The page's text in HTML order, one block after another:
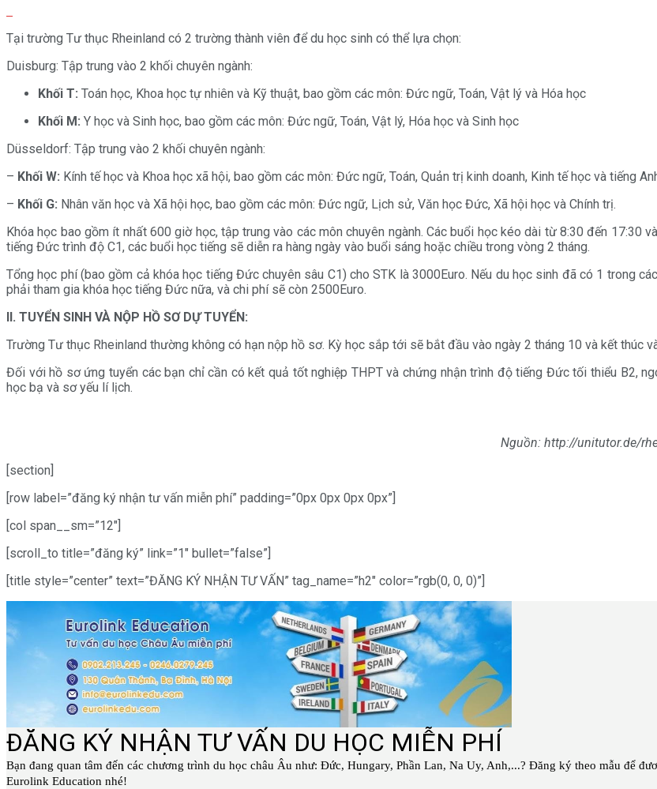
Tại trường Tư thục Rheinland có 2 trường thành viên để du học sinh có thể lựa chọn:
Duisburg: Tập trung vào 2 khối chuyên ngành:
Khối T: Toán học, Khoa học tự nhiên và Kỹ thuật, bao gồm các môn: Đức ngữ, Toán, Vật lý và Hóa học
Khối M: Y học và Sinh học, bao gồm các môn: Đức ngữ, Toán, Vật lý, Hóa học và Sinh học
Düsseldorf: Tập trung vào 2 khối chuyên ngành:
– Khối W: Kính tế học và Khoa học xã hội, bao gồm các môn: Đức ngữ, Toán, Quản trị kinh doanh, Kinh tế học và tiếng
– Khối G: Nhân văn học và Xã hội học, bao gồm các môn: Đức ngữ, Lịch sử, Văn học Đức, Xã hội học và Chính trị.
Khóa học bao gồm ít nhất 600 giờ học, tập trung vào các môn chuyên ngành. Các buổi học kéo dài từ 8:30 đến
tiếng Đức trình độ C1, các buổi học tiếng sẽ diễn ra hàng ngày vào buổi sáng hoặc chiều trong vòng 2 tháng.
Tổng học phí (bao gồm cả khóa học tiếng Đức chuyên sâu C1) cho STK là 3000Euro. Nếu du học sinh đã có 1 trong
phải tham gia khóa học tiếng Đức nữa, và chi phí sẽ còn 2500Euro.
II. TUYỂN SINH VÀ NỘP HỒ SƠ DỰ TUYỂN:
Trường Tư thục Rheinland thường không có hạn nộp hồ sơ. Kỳ học sắp tới sẽ bắt đầu vào ngày 2 tháng 10 và kết thúc
Đối với hồ sơ ứng tuyển các bạn chỉ cần có kết quả tốt nghiệp THPT và chứng nhận trình độ tiếng Đức tối thiểu B2,
học bạ và sơ yếu lí lịch.
Nguồn: http://unitutor.de/
[section]
[row label=”đăng ký nhận tư vấn miễn phí” padding=”0px 0px 0px 0px”]
[col span__sm=”12″]
[scroll_to title=”đăng ký” link=”1″ bullet=”false”]
[title style=”center” text=”ĐĂNG KÝ NHẬN TƯ VẤN” tag_name=”h2″ color=”rgb(0, 0, 0)”]